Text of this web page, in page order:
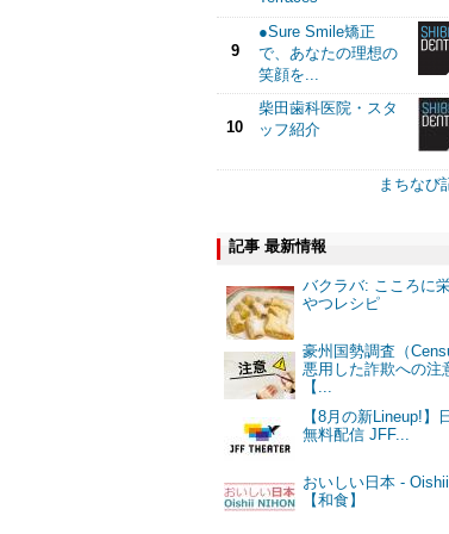
9
●Sure Smile矯正
で、あなたの理想の
笑顔を...
10
柴田歯科医院・スタ
ッフ紹介
まちなび
記事 最新情報
バクラバ: こころに
やつレシピ
豪州国勢調査（
悪用した詐欺への注
【...
【8月の新Lineup!】
無料配信 JFF...
おいしい日本 -
【和食】